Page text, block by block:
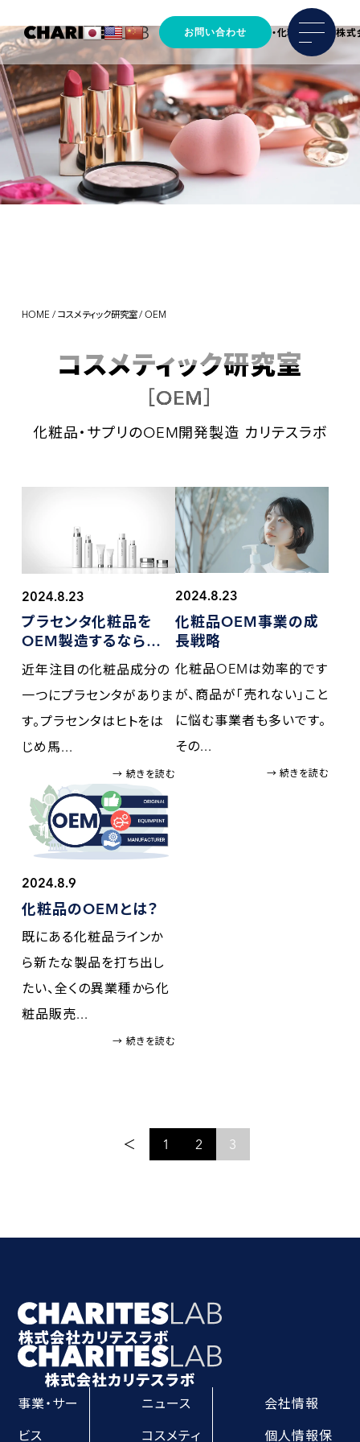
馬プラセンタの原料製造・化粧品OEM 株
お問い合わせ
HOME / コスメティック研究室 / OEM
コスメティック研究室
［OEM］
化粧品・サプリのOEM開発製造 カリテスラボ
2024.8.23
プラセンタ化粧品を
OEM製造するなら知っ
ておきたい基礎知識
近年注目の化粧品成分の
一つにプラセンタがありま
す。プラセンタはヒトをは
じめ馬...
→ 続きを読む
2024.8.23
化粧品OEM事業の成
長戦略
化粧品OEMは効率的です
が、商品が「売れない」こと
に悩む事業者も多いです。
その...
→ 続きを読む
2024.8.9
化粧品のOEMとは？
既にある化粧品ラインか
ら新たな製品を打ち出し
たい、全くの異業種から化
粧品販売...
→ 続きを読む
＜ 1 2 3
事業・サー
ビス
ニュース
コスメティ
会社情報
個人情報保